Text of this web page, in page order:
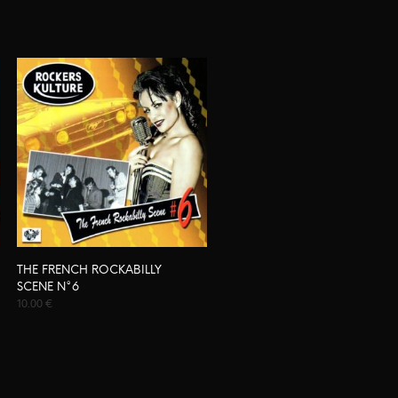
THE FRENCH ROCKABILLY
SCENE N°6
10.00€